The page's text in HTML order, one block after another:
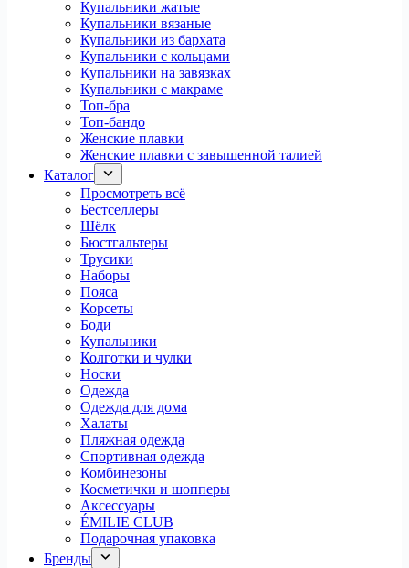
Купальники жатые
Купальники вязаные
Купальники из бархата
Купальники с кольцами
Купальники на завязках
Купальники с макраме
Топ-бра
Топ-бандо
Женские плавки
Женские плавки с завышенной талией
Каталог
Просмотреть всё
Бестселлеры
Шёлк
Бюстгальтеры
Трусики
Наборы
Пояса
Корсеты
Боди
Купальники
Колготки и чулки
Носки
Одежда
Одежда для дома
Халаты
Пляжная одежда
Спортивная одежда
Комбинезоны
Косметички и шопперы
Аксессуары
ÉMILIE CLUB
Подарочная упаковка
Бренды